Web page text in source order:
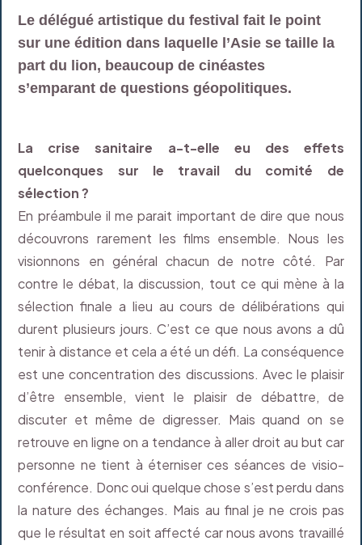
Le délégué artistique du festival fait le point
sur une édition dans laquelle l’Asie se taille la
part du lion, beaucoup de cinéastes
s’emparant de questions géopolitiques.
La crise sanitaire a-t-elle eu des effets
quelconques sur le travail du comité de
sélection ?
En préambule il me parait important de dire que nous
découvrons rarement les films ensemble. Nous les
visionnons en général chacun de notre côté. Par
contre le débat, la discussion, tout ce qui mène à la
sélection finale a lieu au cours de délibérations qui
durent plusieurs jours. C’est ce que nous avons a dû
tenir à distance et cela a été un défi. La conséquence
est une concentration des discussions. Avec le plaisir
d’être ensemble, vient le plaisir de débattre, de
discuter et même de digresser. Mais quand on se
retrouve en ligne on a tendance à aller droit au but car
personne ne tient à éterniser ces séances de visio-
conférence. Donc oui quelque chose s’est perdu dans
la nature des échanges. Mais au final je ne crois pas
que le résultat en soit affecté car nous avons travaillé